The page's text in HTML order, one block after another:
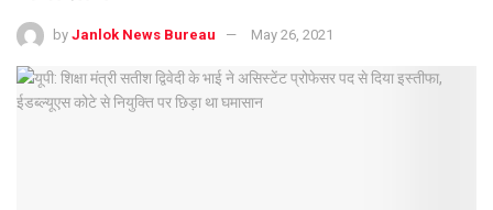
by Janlok News Bureau May 26, 2021